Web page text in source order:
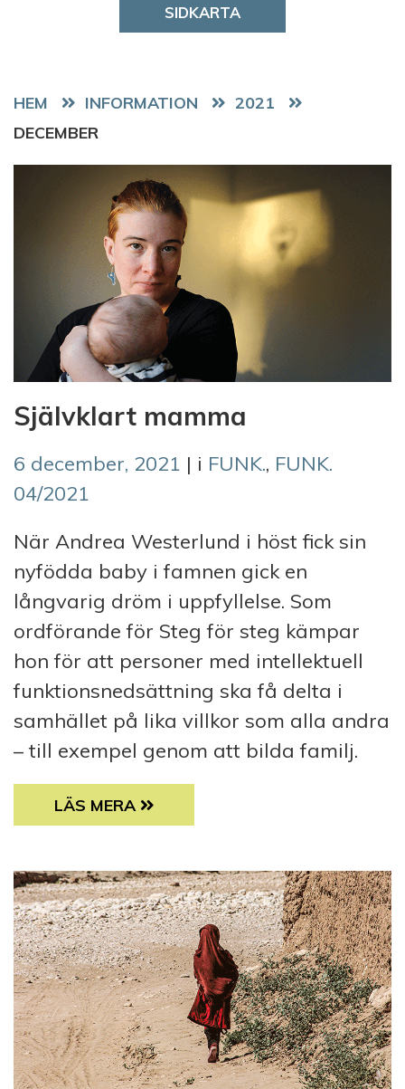
SIDKARTA
HEM
2021
DECEMBER
Självklart mamma
6 december, 2021 | i FUNK., FUNK.
04/2021
När Andrea Westerlund i höst fick sin
nyfödda baby i famnen gick en
långvarig dröm i uppfyllelse. Som
ordförande för Steg för steg kämpar
hon för att personer med intellektuell
funktionsnedsättning ska få delta i
samhället på lika villkor som alla andra
– till exempel genom att bilda familj.
SJÄLVKLART MAMMA
LÄS MERA